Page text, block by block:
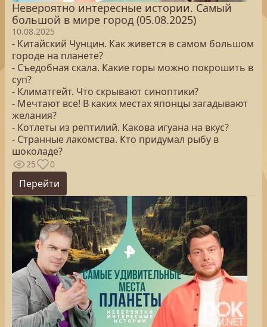
Невероятно интересные истории. Самый
большой в мире город (05.08.2025)
10.08.2025
- Китайский Чунцин. Как живется в самом большом
городе на планете?
- Съедобная скала. Какие горы можно покрошить в
суп?
- Климатгейт. Что скрывают синоптики?
- Мечтают все! В каких местах японцы загадывают
желания?
- Котлеты из рептилий. Какова игуана на вкус?
- Странные лакомства. Кто придумал рыбу в
шоколаде?
25 0
Перейти